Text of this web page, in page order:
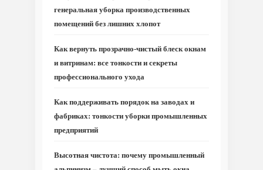
генеральная уборка производственных
помещений без лишних хлопот
Как вернуть прозрачно-чистый блеск окнам
и витринам: все тонкости и секреты
профессионального ухода
Как поддерживать порядок на заводах и
фабриках: тонкости уборки промышленных
предприятий
Высотная чистота: почему промышленный